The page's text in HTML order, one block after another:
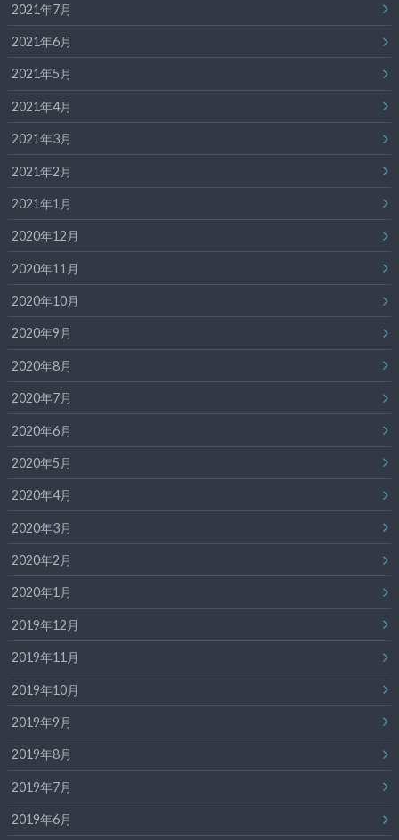
2021年7月
2021年6月
2021年5月
2021年4月
2021年3月
2021年2月
2021年1月
2020年12月
2020年11月
2020年10月
2020年9月
2020年8月
2020年7月
2020年6月
2020年5月
2020年4月
2020年3月
2020年2月
2020年1月
2019年12月
2019年11月
2019年10月
2019年9月
2019年8月
2019年7月
2019年6月